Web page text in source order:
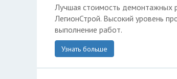
Лучшая стоимость демонтажных
ЛегионСтрой. Высокий уровень
выполнение работ.
Узнать больше